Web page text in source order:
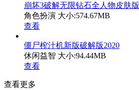
崩坏3破解无限钻石全人物皮肤版
角色扮演 大小:574.67MB
查看
僵尸榨汁机新版破解版2020
休闲益智 大小:94.44MB
查看
查看更多